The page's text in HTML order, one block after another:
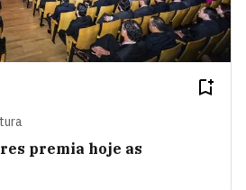
premia hoje as